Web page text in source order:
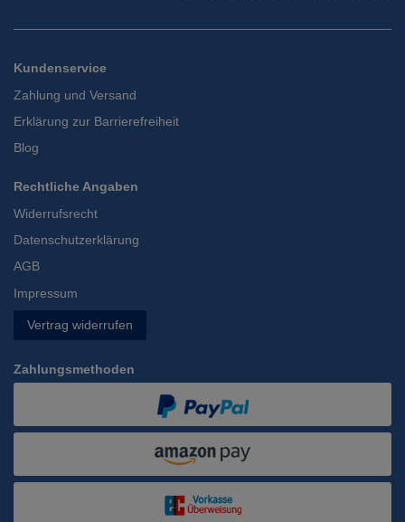
Kundenservice
Zahlung und Versand
Erklärung zur Barrierefreiheit
Blog
Rechtliche Angaben
Widerrufsrecht
Datenschutzerklärung
AGB
Impressum
Vertrag widerrufen
Zahlungsmethoden